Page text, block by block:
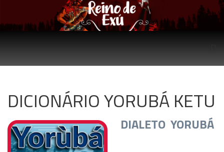
DICIONÁRIO YORUBÁ KETU
DIALETO YORUBÁ